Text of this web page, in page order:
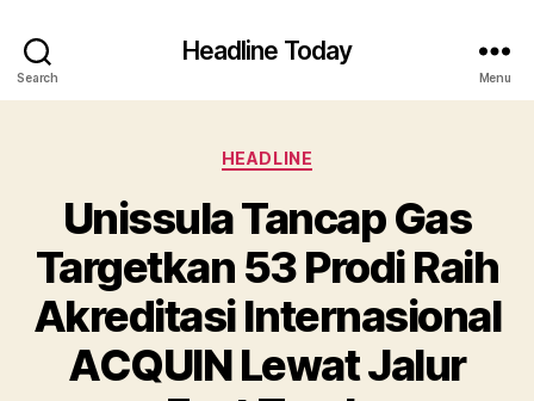
Search
Headline Today
Menu
Categories
HEADLINE
Unissula Tancap Gas
Targetkan 53 Prodi Raih
Akreditasi Internasional
ACQUIN Lewat Jalur